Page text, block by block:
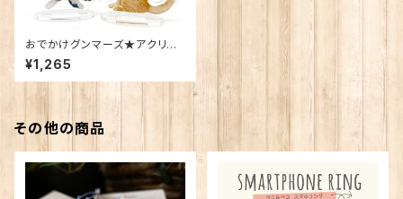
おでかけグンマーズ★アクリル
スタンド（2種）
¥1,265
その他の商品